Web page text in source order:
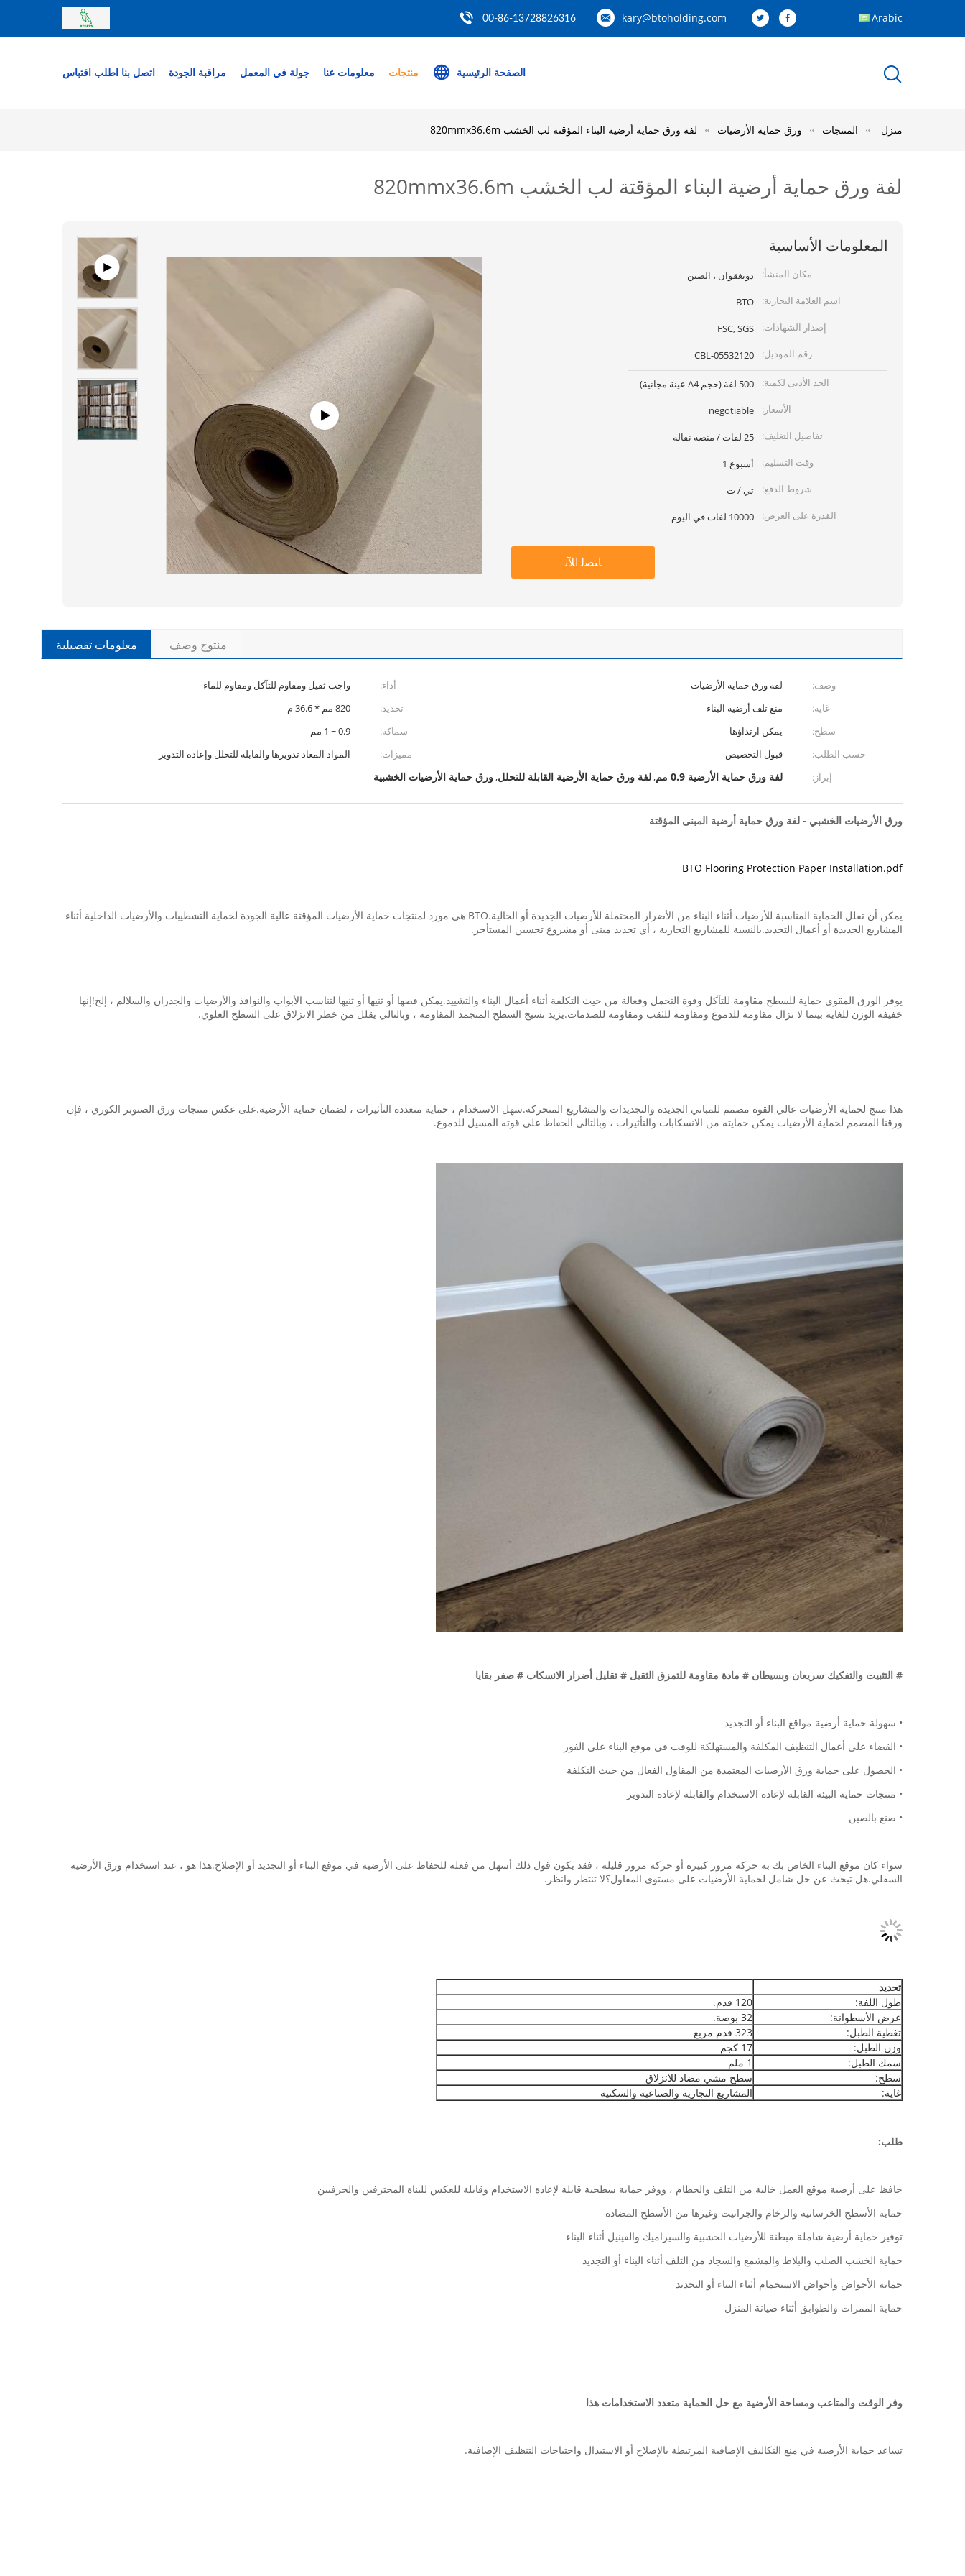
kary@btoholding.com
00-86-13728826316 Arabic
الصفحة الرئيسية منتجات معلومات عنا جولة في المعمل مراقبة الجودة اتصل بنا اطلب اقتباس
منزل المنتجات ورق حماية الأرضيات لفة ورق حماية أرضية البناء المؤقتة لب الخشب 820mmx36.6m
لفة ورق حماية أرضية البناء المؤقتة لب الخشب 820mmx36.6m
المعلومات الأساسية
مكان المنشأ:
دونغقوان ، الصين
اسم العلامة التجارية:
BTO
إصدار الشهادات:
FSC, SGS
رقم الموديل:
CBL-05532120
الحد الأدنى لكمية:
500 لفة (حجم A4 عينة مجانية)
الأسعار:
negotiable
تفاصيل التغليف:
25 لفات / منصة نقالة
وقت التسليم:
أسبوع 1
شروط الدفع:
تي / ت
القدرة على العرض:
10000 لفات في اليوم
ﺎﺘﺼﻟ ﺍﻶﻧ
معلومات تفصيلية منتوج وصف
وصف: لفة ورق حماية الأرضيات أداء:
واجب ثقيل ومقاوم للتآكل ومقاوم للماء
غاية:
منع تلف أرضية البناء تحديد:
820 مم * 36.6 م
سطح:
يمكن ارتداؤها سماكة:
0.9 ~ 1 مم
حسب الطلب:
قبول التخصيص مميزات:
المواد المعاد تدويرها والقابلة للتحلل وإعادة التدوير
إبراز:
لفة ورق حماية الأرضية 0.9 مم ,لفة ورق حماية الأرضية القابلة للتحلل,ورق حماية الأرضيات الخشبية
ورق الأرضيات الخشبي - لفة ورق حماية أرضية المبنى المؤقتة
BTO Flooring Protection Paper Installation.pdf
يمكن أن تقلل الحماية المناسبة للأرضيات أثناء البناء من الأضرار المحتملة للأرضيات الجديدة أو الحالية.BTO هي مورد لمنتجات حماية الأرضيات المؤقتة عالية الجودة لحماية التشطيبات والأرضيات الداخلية أثناء
المشاريع الجديدة أو أعمال التجديد.بالنسبة للمشاريع التجارية ، أي تجديد مبنى أو مشروع تحسين المستأجر.
يوفر الورق المقوى حماية للسطح مقاومة للتآكل وقوة التحمل وفعالة من حيث التكلفة أثناء أعمال البناء والتشييد.يمكن قصها أو ثنيها أو ثنيها لتناسب الأبواب والنوافذ والأرضيات والجدران والسلالم ، إلخ!إنها
خفيفة الوزن للغاية بينما لا تزال مقاومة للدموع ومقاومة للثقب ومقاومة للصدمات.يزيد نسيج السطح المتجمد المقاومة ، وبالتالي يقلل من خطر الانزلاق على السطح العلوي.
هذا منتج لحماية الأرضيات عالي القوة مصمم للمباني الجديدة والتجديدات والمشاريع المتحركة.سهل الاستخدام ، حماية متعددة التأثيرات ، لضمان حماية الأرضية.على عكس منتجات ورق الصنوبر الكوري ، فإن
ورقنا المصمم لحماية الأرضيات يمكن حمايته من الانسكابات والتأثيرات ، وبالتالي الحفاظ على قوته المسيل للدموع.
# التثبيت والتفكيك سريعان وبسيطان # مادة مقاومة للتمزق الثقيل # تقليل أضرار الانسكاب # صفر بقايا
• سهولة حماية أرضية مواقع البناء أو التجديد
• القضاء على أعمال التنظيف المكلفة والمستهلكة للوقت في موقع البناء على الفور
• الحصول على حماية ورق الأرضيات المعتمدة من المقاول الفعال من حيث التكلفة
• منتجات حماية البيئة القابلة لإعادة الاستخدام والقابلة لإعادة التدوير
• صنع بالصين
سواء كان موقع البناء الخاص بك به حركة مرور كبيرة أو حركة مرور قليلة ، فقد يكون قول ذلك أسهل من فعله للحفاظ على الأرضية في موقع البناء أو التجديد أو الإصلاح.هذا هو ، عند استخدام ورق الأرضية
السفلي.هل تبحث عن حل شامل لحماية الأرضيات على مستوى المقاول؟لا تنتظر وانظر.
تحديد
طول اللفة:
120 قدم.
عرض الأسطوانة:
32 بوصة.
تغطية الطبل:
323 قدم مربع
وزن الطبل:
17 كجم
سمك الطبل:
1 ملم
سطح:
سطح مشي مضاد للانزلاق
غاية:
المشاريع التجارية والصناعية والسكنية
طلب:
حافظ على أرضية موقع العمل خالية من التلف والحطام ، ووفر حماية سطحية قابلة لإعادة الاستخدام وقابلة للعكس للبناة المحترفين والحرفيين
حماية الأسطح الخرسانية والرخام والجرانيت وغيرها من الأسطح المضادة
توفير حماية أرضية شاملة مبطنة للأرضيات الخشبية والسيراميك والفينيل أثناء البناء
حماية الخشب الصلب والبلاط والمشمع والسجاد من التلف أثناء البناء أو التجديد
حماية الأحواض وأحواض الاستحمام أثناء البناء أو التجديد
حماية الممرات والطوابق أثناء صيانة المنزل
وفر الوقت والمتاعب ومساحة الأرضية مع حل الحماية متعدد الاستخدامات هذا
تساعد حماية الأرضية في منع التكاليف الإضافية المرتبطة بالإصلاح أو الاستبدال واحتياجات التنظيف الإضافية.